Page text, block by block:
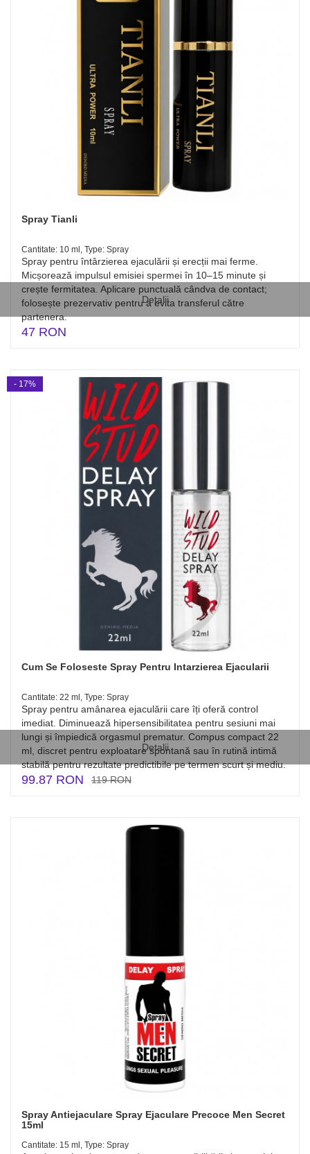
Detalii
Spray Tianli
Cantitate: 10 ml, Type: Spray
Spray pentru întârzierea ejaculării și erecții mai ferme.
Micșorează impulsul emisiei spermei în 10–15 minute și
crește fermitatea. Aplicare punctuală cândva de contact;
folosește prezervativ pentru a evita transferul către
partenera.
47 RON
Detalii
Cum Se Foloseste Spray Pentru Intarzierea Ejacularii
Cantitate: 22 ml, Type: Spray
Spray pentru amânarea ejaculării care îți oferă control
imediat. Diminuează hipersensibilitatea pentru sesiuni mai
lungi și împiedică orgasmul prematur. Compus compact 22
ml, discret pentru exploatare spontană sau în rutină intimă
stabilă pentru rezultate predictibile pe termen scurt și mediu.
99.87 RON 119 RON
- 17%
Spray Antiejaculare Spray Ejaculare Precoce Men Secret
15ml
Cantitate: 15 ml, Type: Spray